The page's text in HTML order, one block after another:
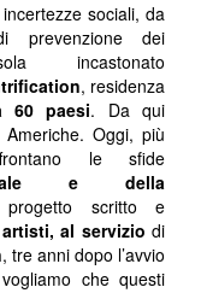
sociali, da
prevenzione dei
incastonato
, residenza
60 paesi. Da qui
Oggi, più
le sfide
e della
scritto e
artisti, al servizio di
, tre anni dopo l’avvio
che questi